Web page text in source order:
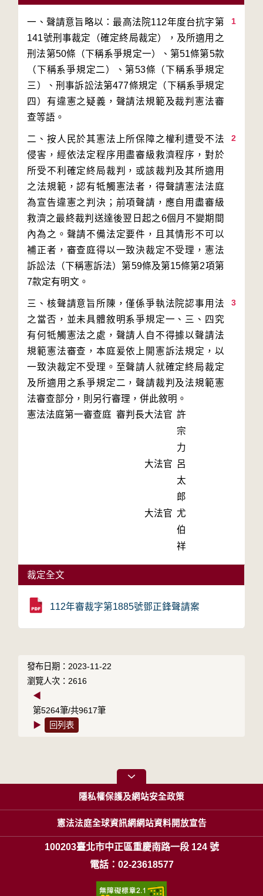
1
一、聲請意旨略以：最高法院112年度台抗字第
141號刑事裁定（確定終局裁定），及所適用之
刑法第50條（下稱系爭規定一）、第51條第5款
（下稱系爭規定二）、第53條（下稱系爭規定
三）、刑事訴訟法第477條規定（下稱系爭規定
四）有違憲之疑義，聲請法規範及裁判憲法審
2
二、按人民於其憲法上所保障之權利遭受不法
侵害，經依法定程序用盡審級救濟程序，對於
所受不利確定終局裁判，或該裁判及其所適用
之法規範，認有牴觸憲法者，得聲請憲法法庭
為宣告違憲之判決；前項聲請，應自用盡審級
救濟之最終裁判送達後翌日起之6個月不變期間
內為之。聲請不備法定要件，且其情形不可以
補正者，審查庭得以一致決裁定不受理，憲法
訴訟法（下稱憲訴法）第59條及第15條第2項第
3
三、核聲請意旨所陳，僅係爭執法院認事用法
之當否，並未具體敘明系爭規定一、三、四究
有何牴觸憲法之處，聲請人自不得據以聲請法
規範憲法審查，本庭爰依上開憲訴法規定，以
一致決裁定不受理。至聲請人就確定終局裁定
及所適用之系爭規定二，聲請裁判及法規範憲
法審查部分，則另行審理，併此敘明。
憲法法庭第一審查庭 審判長大法官 許
宗
力
大法官 呂
太
郎
大法官 尤
伯
祥
裁定全文
112年審裁字第1885號鄧正鋒聲請案
發布日期：2023-11-22
瀏覽人次：2616
◀
第5264筆/共9617筆
▶
回列表
隱私權保護及網站安全政策
憲法法庭全球資訊網網站資料開放宣告
100203臺北市中正區重慶南路一段 124 號
電話：02-23618577